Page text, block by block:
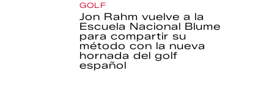
GOLF
Jon Rahm vuelve a la
Escuela Nacional Blume
para compartir su
método con la nueva
hornada del golf
español